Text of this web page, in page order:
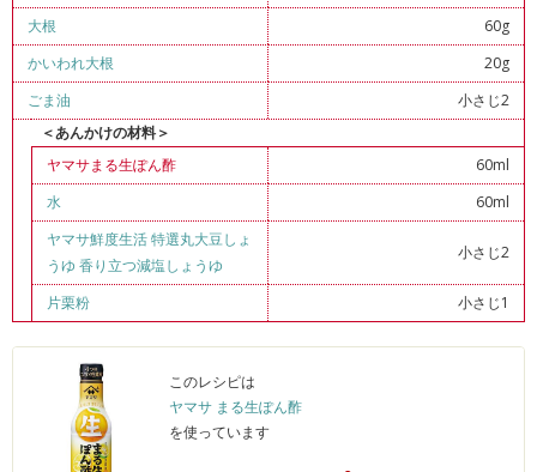
大根
60g
かいわれ大根
20g
ごま油
小さじ2
＜あんかけの材料＞
ヤマサまる生ぽん酢
60ml
水
60ml
ヤマサ鮮度生活 特選丸大豆しょ
うゆ 香り立つ減塩しょうゆ
小さじ2
片栗粉 小さじ1
このレシピは
ヤマサ まる生ぽん酢
を使っています